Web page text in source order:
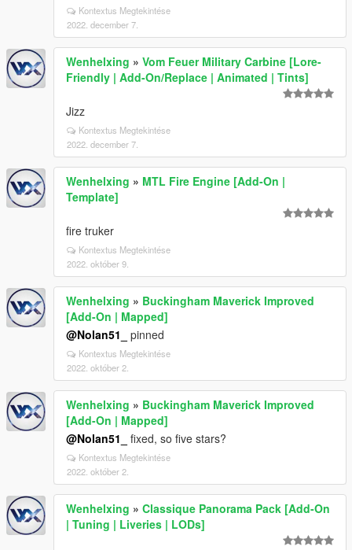
Kontextus Megtekintése
2022. december 7.
Wenhelxing » Vom Feuer Military Carbine [Lore-
Friendly | Add-On/Replace | Animated | Tints]
Jizz
Kontextus Megtekintése
2022. december 7.
Wenhelxing » MTL Fire Engine [Add-On |
Template]
fire truker
Kontextus Megtekintése
2022. október 9.
Wenhelxing » Buckingham Maverick Improved
[Add-On | Mapped]
@Nolan51_
pinned
Kontextus Megtekintése
2022. október 2.
Wenhelxing » Buckingham Maverick Improved
[Add-On | Mapped]
@Nolan51_
fixed, so five stars?
Kontextus Megtekintése
2022. október 2.
Wenhelxing » Classique Panorama Pack [Add-On
| Tuning | Liveries | LODs]